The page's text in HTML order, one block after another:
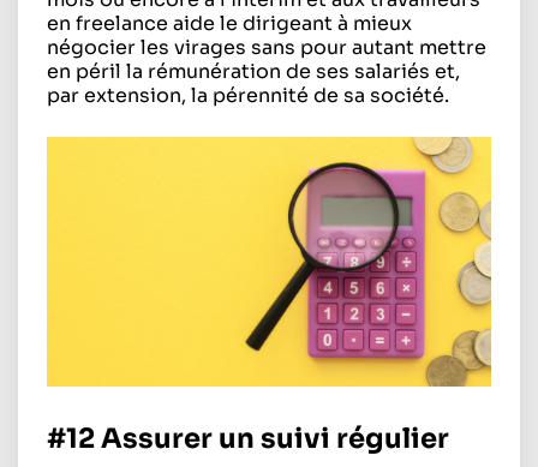
en freelance aide le dirigeant à mieux
négocier les virages sans pour autant mettre
en péril la rémunération de ses salariés et,
par extension, la pérennité de sa société.
#12 Assurer un suivi régulier